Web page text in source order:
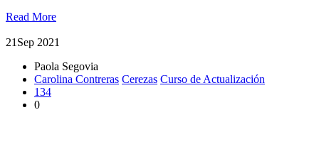
Read More
21 Sep 2021
Paola Segovia
Carolina Contreras Cerezas Curso de Actualización
134
0